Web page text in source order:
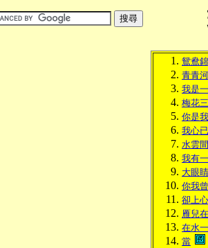
鴛鴦錦
青青
我是
梅花
你是
我心
水雲間
我有
大眼睛
你我
卻上
雁兒
在水
當